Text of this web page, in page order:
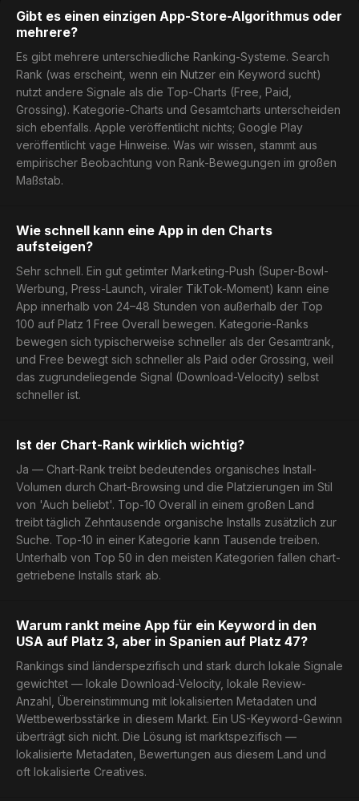
Gibt es einen einzigen App-Store-Algorithmus oder
mehrere?
Es gibt mehrere unterschiedliche Ranking-Systeme. Search
Rank (was erscheint, wenn ein Nutzer ein Keyword sucht)
nutzt andere Signale als die Top-Charts (Free, Paid,
Grossing). Kategorie-Charts und Gesamtcharts unterscheiden
sich ebenfalls. Apple veröffentlicht nichts; Google Play
veröffentlicht vage Hinweise. Was wir wissen, stammt aus
empirischer Beobachtung von Rank-Bewegungen im großen
Maßstab.
Wie schnell kann eine App in den Charts
aufsteigen?
Sehr schnell. Ein gut getimter Marketing-Push (Super-Bowl-
Werbung, Press-Launch, viraler TikTok-Moment) kann eine
App innerhalb von 24–48 Stunden von außerhalb der Top
100 auf Platz 1 Free Overall bewegen. Kategorie-Ranks
bewegen sich typischerweise schneller als der Gesamtrank,
und Free bewegt sich schneller als Paid oder Grossing, weil
das zugrundeliegende Signal (Download-Velocity) selbst
schneller ist.
Ist der Chart-Rank wirklich wichtig?
Ja — Chart-Rank treibt bedeutendes organisches Install-
Volumen durch Chart-Browsing und die Platzierungen im Stil
von 'Auch beliebt'. Top-10 Overall in einem großen Land
treibt täglich Zehntausende organische Installs zusätzlich zur
Suche. Top-10 in einer Kategorie kann Tausende treiben.
Unterhalb von Top 50 in den meisten Kategorien fallen chart-
getriebene Installs stark ab.
Warum rankt meine App für ein Keyword in den
USA auf Platz 3, aber in Spanien auf Platz 47?
Rankings sind länderspezifisch und stark durch lokale Signale
gewichtet — lokale Download-Velocity, lokale Review-
Anzahl, Übereinstimmung mit lokalisierten Metadaten und
Wettbewerbsstärke in diesem Markt. Ein US-Keyword-Gewinn
überträgt sich nicht. Die Lösung ist marktspezifisch —
lokalisierte Metadaten, Bewertungen aus diesem Land und
oft lokalisierte Creatives.